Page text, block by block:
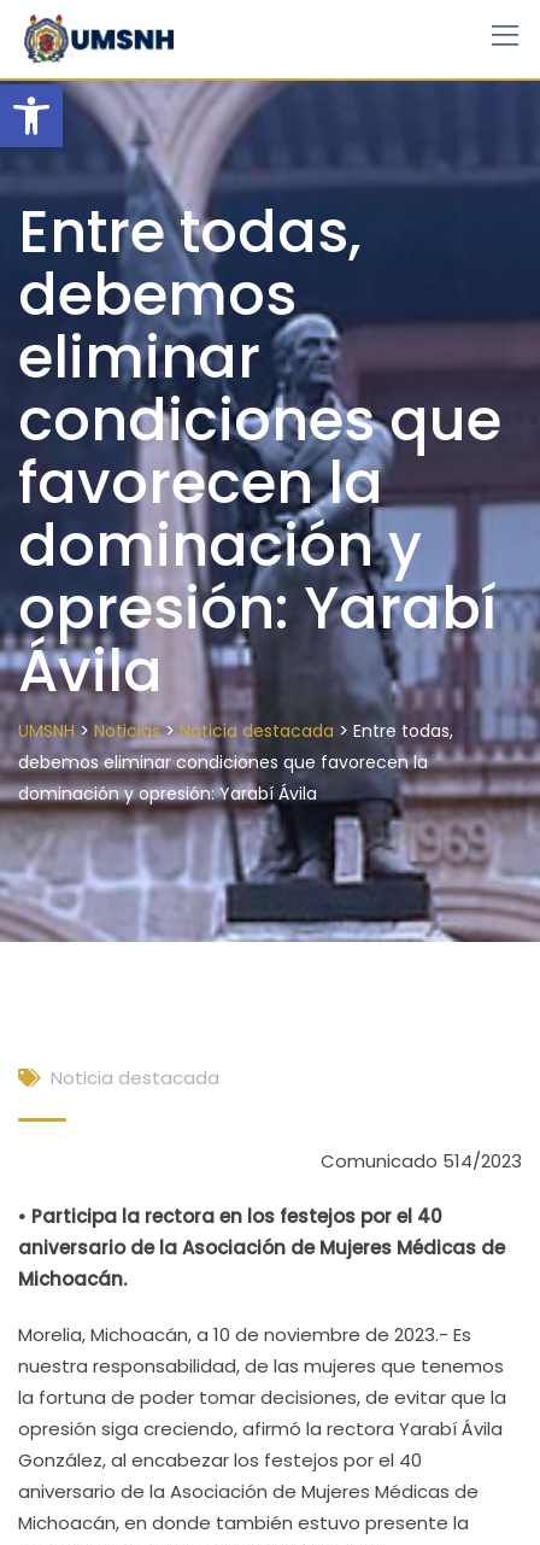
Open toolbar
Skip
content
Entre todas,
debemos
eliminar
condiciones que
favorecen la
dominación y
opresión: Yarabí
Ávila
UMSNH> Noticias>Noticia destacada > Entre todas,
debemos eliminar condiciones que favorecen la
dominación y opresión: Yarabí Ávila
Noticia destacada
Comunicado 514/2023
• Participa la rectora en los festejos por el 40
aniversario de la Asociación de Mujeres Médicas de
Michoacán.
Morelia, Michoacán, a 10 de noviembre de 2023.- Es
nuestra responsabilidad, de las mujeres que tenemos
la fortuna de poder tomar decisiones, de evitar que la
opresión siga creciendo, afirmó la rectora Yarabí Ávila
González, al encabezar los festejos por el 40
aniversario de la Asociación de Mujeres Médicas de
Michoacán, en donde también estuvo presente la